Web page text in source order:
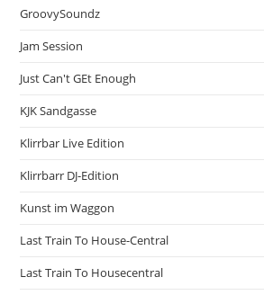
GroovySoundz
Jam Session
Just Can't GEt Enough
KJK Sandgasse
Klirrbar Live Edition
Klirrbarr DJ-Edition
Kunst im Waggon
Last Train To House-Central
Last Train To Housecentral